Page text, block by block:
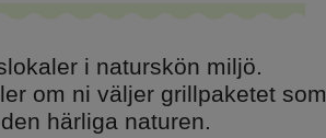
i naturskön miljö.
om ni väljer grillpaketet som
härliga naturen.